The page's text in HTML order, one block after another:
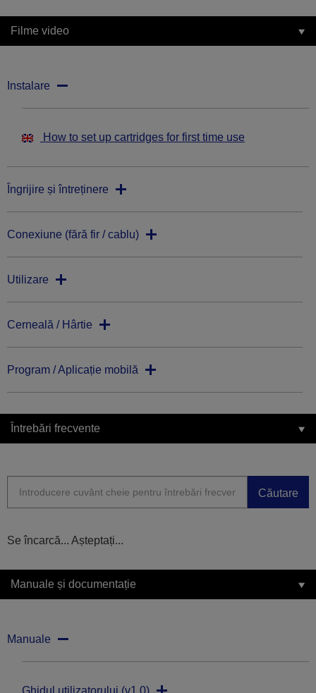
Filme video
Instalare
How to set up cartridges for first time use
Îngrijire și întreținere
Conexiune (fără fir / cablu)
Utilizare
Cerneală / Hârtie
Program / Aplicație mobilă
Întrebări frecvente
Căutare
Se încarcă... Așteptați...
Manuale și documentație
Manuale